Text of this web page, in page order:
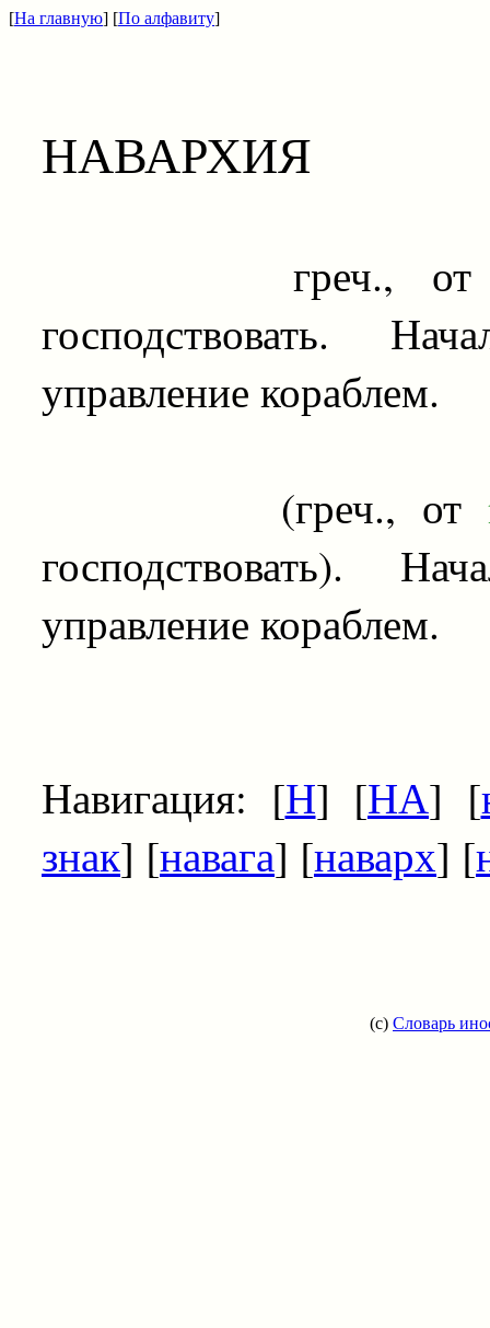
[На главную] [По алфавиту]
НАВАРХИЯ
греч., от
господствовать.
управление кораблем.
(греч., от
господствовать).
управление кораблем.
Навигация: [Н] [НА] [
знак] [навага] [наварх] [
(c) Словарь